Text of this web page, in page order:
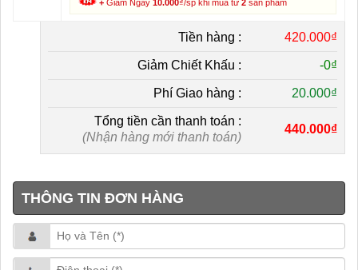
+ Giảm Ngay10.000₫/sp khi mua từ2 sản phẩm
Tiền hàng : 420.000₫
Giảm Chiết Khấu : -0₫
Phí Giao hàng : 20.000₫
Tổng tiền cần thanh toán :
(Nhận hàng mới thanh toán)
440.000₫
THÔNG TIN ĐƠN HÀNG